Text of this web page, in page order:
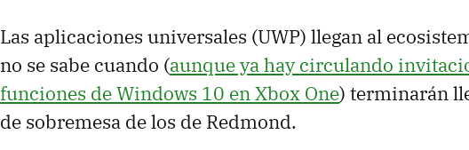
Las aplicaciones universales (UWP) llegan al
no se sabe cuando (aunque ya hay circulando
funciones de Windows 10 en Xbox One) terminarán
de sobremesa de los de Redmond.